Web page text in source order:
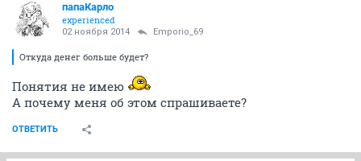
папаКарло
experienced
02 ноября 2014 Emporio_69
Откуда денег больше будет?
Понятия не имею
А почему меня об этом спрашиваете?
ОТВЕТИТЬ